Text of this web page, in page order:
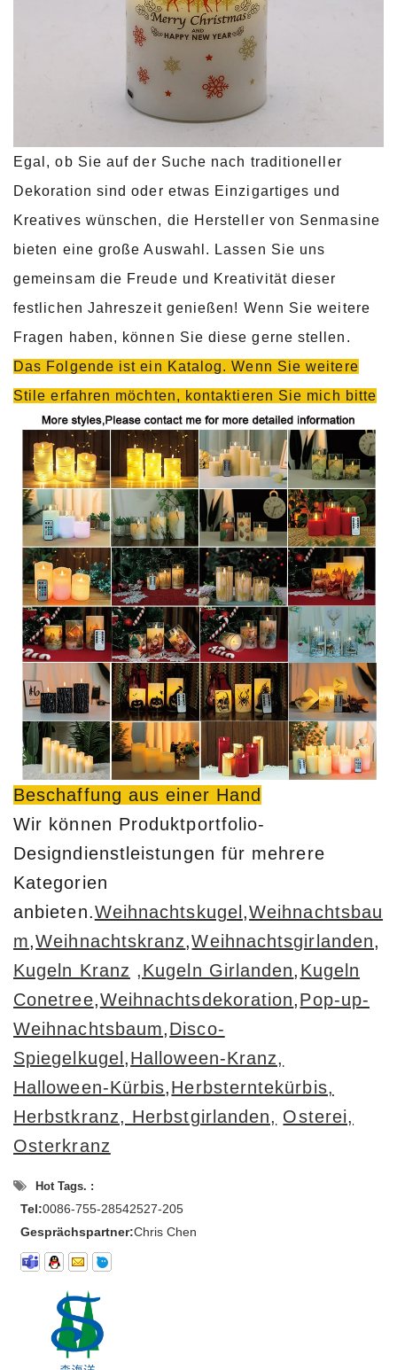
Egal, ob Sie auf der Suche nach traditioneller
Dekoration sind oder etwas Einzigartiges und
Kreatives wünschen, die Hersteller von Senmasine
bieten eine große Auswahl. Lassen Sie uns
gemeinsam die Freude und Kreativität dieser
festlichen Jahreszeit genießen! Wenn Sie weitere
Fragen haben, können Sie diese gerne stellen.
Das Folgende ist ein Katalog. Wenn Sie weitere
Stile erfahren möchten, kontaktieren Sie mich bitte
Beschaffung aus einer Hand
Wir können Produktportfolio-
Designdienstleistungen für mehrere
Kategorien
anbieten.Weihnachtskugel ,Weihnachtsbau
m,Weihnachtskranz,Weihnachtsgirlanden,
Kugeln Kranz ,Kugeln Girlanden, Kugeln
Conetree,Weihnachtsdekoration,Pop-up-
Weihnachtsbaum,Disco-
Spiegelkugel ,Halloween-Kranz,
Halloween-Kürbis,Herbsterntekürbis,
Herbstkranz, Herbstgirlanden, Osterei,
Osterkranz
Hot Tags. :
Tel:0086-755-28542527-205
Gesprächspartner:Chris Chen